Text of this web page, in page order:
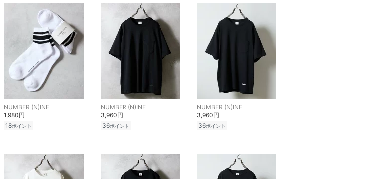
NUMBER (N)INE
1,980円
18ポイント
NUMBER (N)INE
3,960円
36ポイント
NUMBER (N)INE
3,960円
36ポイント